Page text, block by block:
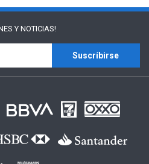
Y NOTICIAS!
Suscríbirse